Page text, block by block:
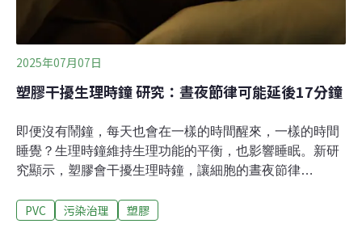
2025年07月07日
塑膠干擾生理時鐘 研究：晝夜節律可能延後17分鐘
即便沒有鬧鐘，每天也會在一樣的時間醒來，一樣的時間
睡覺？生理時鐘維持生理功能的平衡，也影響睡眠。新研
究顯示，塑膠會干擾生理時鐘，讓細胞的晝夜節律
室進行，尚未在動物或人體試驗，但塑膠充斥我們生活，
PVC 污染治理 塑膠